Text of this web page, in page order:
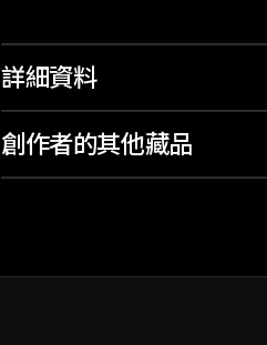
詳細資料
創作者的其他藏品